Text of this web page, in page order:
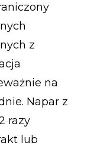
z
na
Napar z
razy
lub